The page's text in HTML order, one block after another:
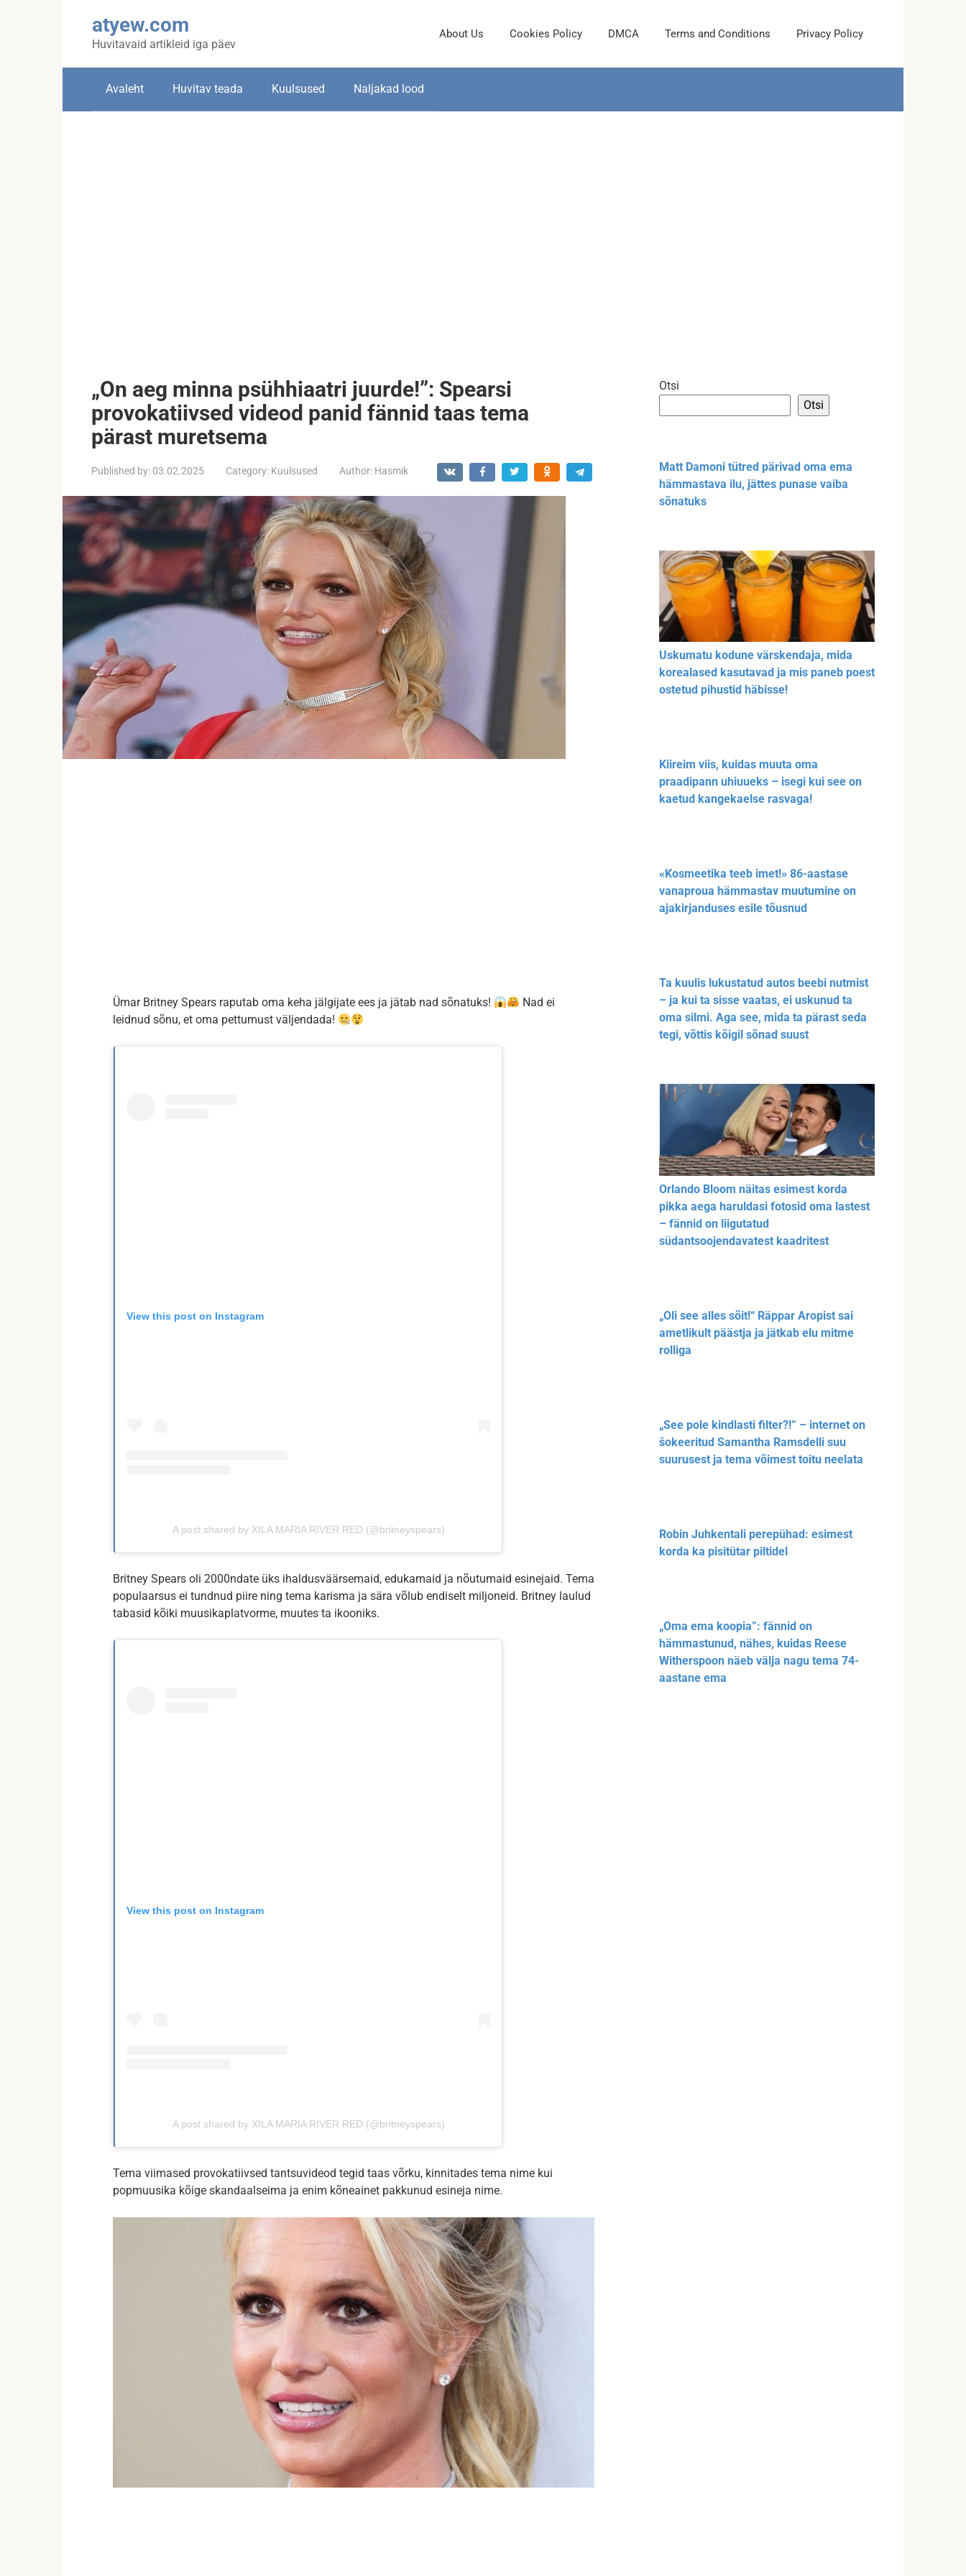
atyew.com
Huvitavaid artikleid iga päev
About Us Cookies Policy DMCA Terms and Conditions Privacy Policy
Avaleht Huvitav teada Kuulsused Naljakad lood
„On aeg minna psühhiaatri juurde!”: Spearsi
provokatiivsed videod panid fännid taas tema
pärast muretsema
Published by: 03.02.2025 Category: Kuulsused Author: Hasmik
Ümar Britney Spears raputab oma keha jälgijate ees ja jätab nad sõnatuks!
Nad ei
leidnud sõnu, et oma pettumust väljendada!
View this post on Instagram
A post shared by XILA MARIA RIVER RED (@britneyspears)
Britney Spears oli 2000ndate üks ihaldusväärsemaid, edukamaid ja nõutumaid esinejaid. Tema
populaarsus ei tundnud piire ning tema karisma ja sära võlub endiselt miljoneid. Britney laulud
tabasid kõiki muusikaplatvorme, muutes ta ikooniks.
View this post on Instagram
A post shared by XILA MARIA RIVER RED (@britneyspears)
Tema viimased provokatiivsed tantsuvideod tegid taas võrku, kinnitades tema nime kui
popmuusika kõige skandaalseima ja enim kõneainet pakkunud esineja nime.
Otsi
Otsi
Matt Damoni tütred pärivad oma ema
hämmastava ilu, jättes punase vaiba
sõnatuks
Uskumatu kodune värskendaja, mida
korealased kasutavad ja mis paneb poest
ostetud pihustid häbisse!
Kiireim viis, kuidas muuta oma
praadipann uhiuueks – isegi kui see on
kaetud kangekaelse rasvaga!
«Kosmeetika teeb imet!» 86-aastase
vanaproua hämmastav muutumine on
ajakirjanduses esile tõusnud
Ta kuulis lukustatud autos beebi nutmist
– ja kui ta sisse vaatas, ei uskunud ta
oma silmi. Aga see, mida ta pärast seda
tegi, võttis kõigil sõnad suust
Orlando Bloom näitas esimest korda
pikka aega haruldasi fotosid oma lastest
– fännid on liigutatud
südantsoojendavatest kaadritest
„Oli see alles sõit!“ Räppar Aropist sai
ametlikult päästja ja jätkab elu mitme
rolliga
„See pole kindlasti filter?!” – internet on
šokeeritud Samantha Ramsdelli suu
suurusest ja tema võimest toitu neelata
Robin Juhkentali perepühad: esimest
korda ka pisitütar piltidel
„Oma ema koopia”: fännid on
hämmastunud, nähes, kuidas Reese
Witherspoon näeb välja nagu tema 74-
aastane ema